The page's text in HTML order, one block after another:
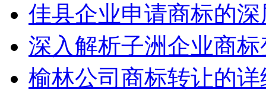
佳县企业申请商标的
深入解析子洲企业商
榆林公司商标转让的